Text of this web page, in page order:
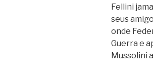
Fellini
seus
onde
Guerra e
Mussolini